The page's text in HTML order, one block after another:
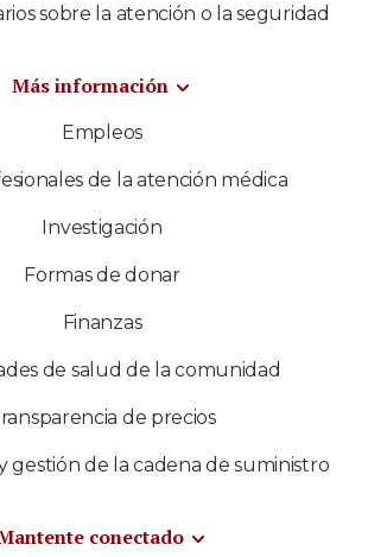
sobre la atención o la seguridad
Más información
Empleos
de la atención médica
Investigación
Formas de donar
Finanzas
de salud de la comunidad
de precios
gestión de la cadena de suministro
conectado